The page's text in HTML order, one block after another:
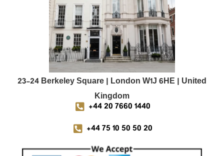
23-24 Berkeley Square | London W1J 6HE | United
Kingdom
+44 75 10 50 50 20
+44 20 7660 1440